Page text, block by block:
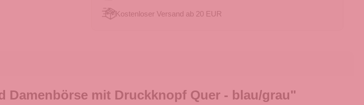
Kostenloser Versand ab 20 EUR
mit Druckknopf Quer - blau/grau"